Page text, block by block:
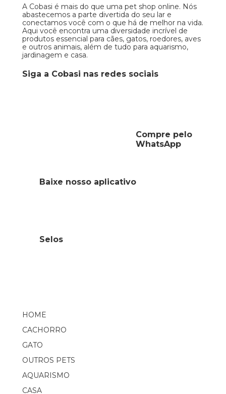
A Cobasi é mais do que uma pet shop online. Nós
abastecemos a parte divertida do seu lar e
conectamos você com o que há de melhor na vida.
Aqui você encontra uma diversidade incrível de
produtos essencial para cães, gatos, roedores, aves
e outros animais, além de tudo para aquarismo,
jardinagem e casa.
Siga a Cobasi nas redes sociais
Compre pelo
WhatsApp
HOME
CACHORRO
GATO
OUTROS PETS
AQUARISMO
CASA
Baixe nosso aplicativo
Selos